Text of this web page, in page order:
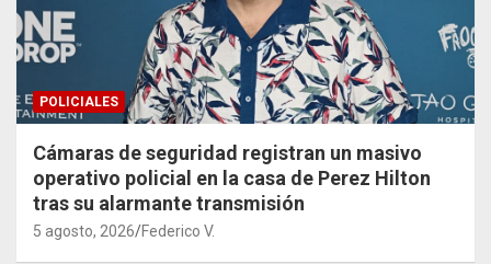
POLICIALES
Cámaras de seguridad registran un masivo
operativo policial en la casa de Perez Hilton
tras su alarmante transmisión
5 agosto, 2026 Federico V.